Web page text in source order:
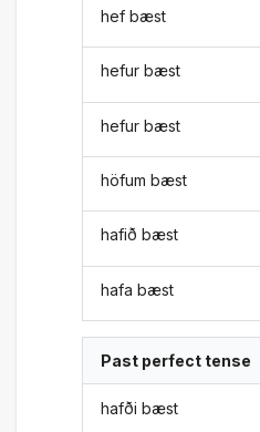
hef bæst
hefur bæst
hefur bæst
höfum bæst
hafið bæst
hafa bæst
Past perfect tense
hafði bæst